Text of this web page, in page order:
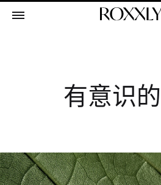
有意识